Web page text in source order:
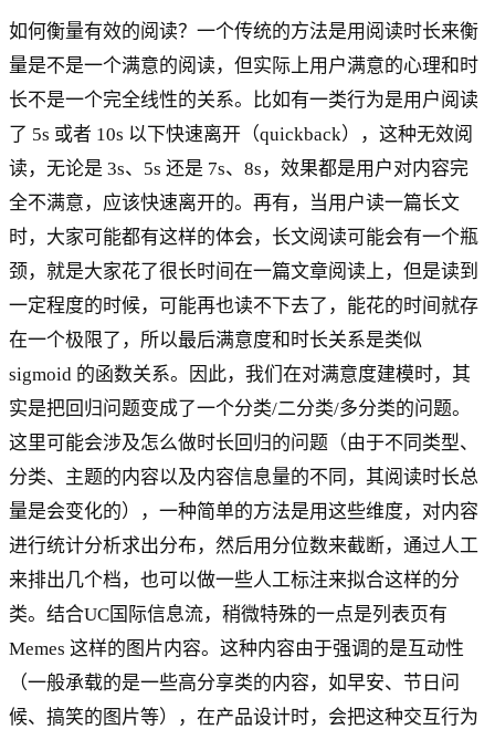
如何衡量有效的阅读？一个传统的方法是用阅读时长来衡
量是不是一个满意的阅读，但实际上用户满意的心理和时
长不是一个完全线性的关系。比如有一类行为是用户阅读
了 5s 或者 10s 以下快速离开（quickback），这种无效阅
读，无论是 3s、5s 还是 7s、8s，效果都是用户对内容完
全不满意，应该快速离开的。再有，当用户读一篇长文
时，大家可能都有这样的体会，长文阅读可能会有一个瓶
颈，就是大家花了很长时间在一篇文章阅读上，但是读到
一定程度的时候，可能再也读不下去了，能花的时间就存
在一个极限了，所以最后满意度和时长关系是类似
sigmoid 的函数关系。因此，我们在对满意度建模时，其
实是把回归问题变成了一个分类/二分类/多分类的问题。
这里可能会涉及怎么做时长回归的问题（由于不同类型、
分类、主题的内容以及内容信息量的不同，其阅读时长总
量是会变化的），一种简单的方法是用这些维度，对内容
进行统计分析求出分布，然后用分位数来截断，通过人工
来排出几个档，也可以做一些人工标注来拟合这样的分
类。结合UC国际信息流，稍微特殊的一点是列表页有
Memes 这样的图片内容。这种内容由于强调的是互动性
（一般承载的是一些高分享类的内容，如早安、节日问
候、搞笑的图片等），在产品设计时，会把这种交互行为